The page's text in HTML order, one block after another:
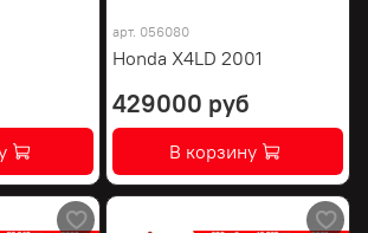
арт. 056080
Honda X4LD 2001
429000 руб
В корзину